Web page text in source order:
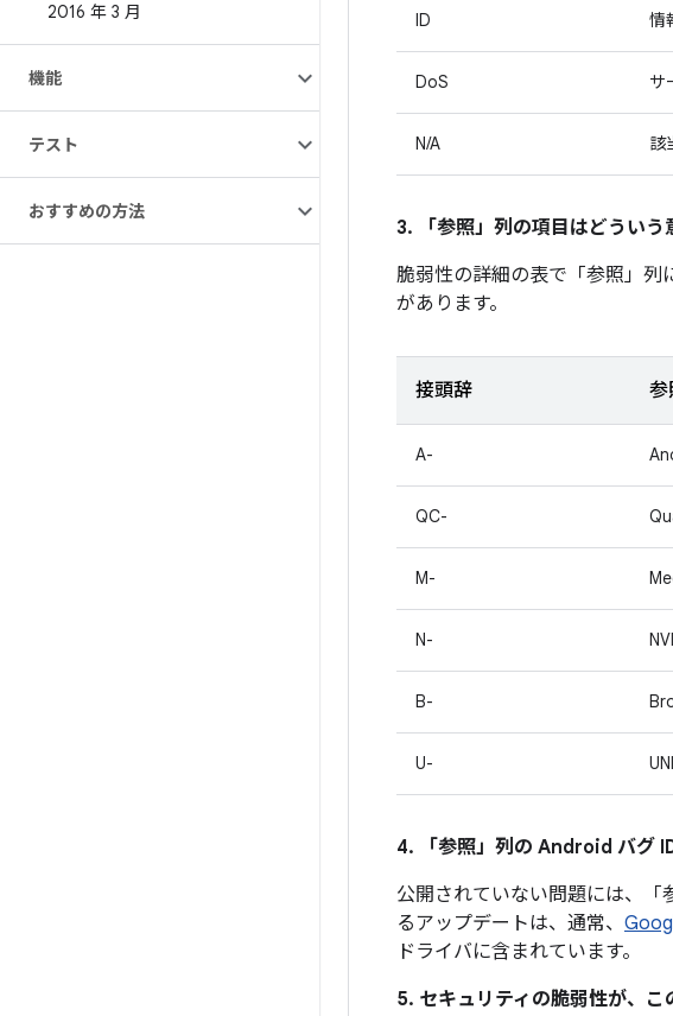
2016 年 3 月
機能
テスト
おすすめの方法
ID 情
DoS サ
N/A 該
3. 「参照」 列の項目はどういう
脆弱性の詳細の表で「参照」 列
があります。
接頭辞 参
A-
QC-
M-
N-
B-
U-
4. 「参照」 列の Android バグ
公開されていない問題には、「
るアップデートは、通常、
ドライバに含まれています。
5. セキュリティの脆弱性が、